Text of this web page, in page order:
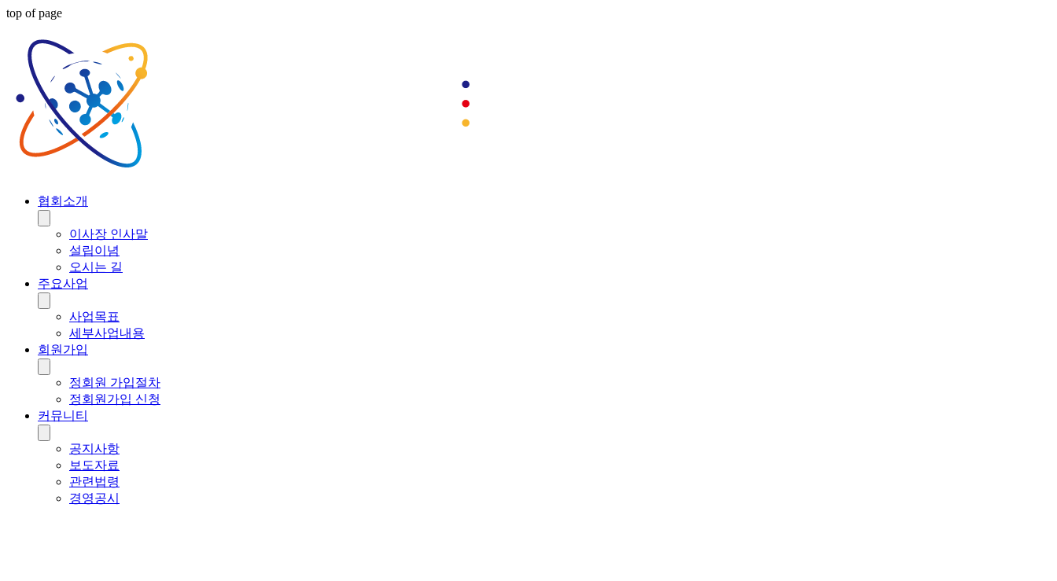
top of page
협회소개
이사장 인사말
설립이념
오시는 길
주요사업
사업목표
세부사업내용
회원가입
정회원 가입절차
정회원가입 신청
커뮤니티
공지사항
보도자료
관련법령
경영공시